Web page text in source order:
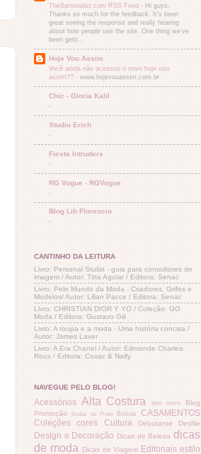
TheSartorialist.com RSS Feed - Hi guys,
Thanks so much for the feedback. It’s been
great seeing the response and really hearing
about how people use the site. One thing we’ve
been getti...
Hoje Vou Assim
Você ainda não acessou o novo hoje vou
assim?? - www.hojevouassim.com.br
Chic - Gloria Kalil
-
Studio Erich
-
Fiesta Intruders
-
RG Vogue - RGVogue
-
Blog Lih Florencio
-
CANTINHO DA LEITURA
Livro: Personal Stulist - guia para consultores de
imagem / Autor: Titta Aguiar / Editora: Senac
Livro: Pelo Mundo da Moda - Criadores, Grifes e
Modelos/ Autor: Lilian Pacce / Editora: Senac
Livro: CHRISTIAN DIOR Y YO / Coleção: GG
Moda / Editora: Gustavo Gili
Livro: A roupa e a moda - Uma história concisa /
Autor: James Laver
Livro: A Era Chanel / Autor: Edmonde Charles-
Roux / Editora: Cosac & Naify
NAVEGUE PELO BLOG!
Acessórios Alta Costura ano novo
Blog
Promoção
Bodas de Prata Bolsas
CASAMENTOS
Coleções cores Cultura Debutante Desfile
Design e Decoração Dicas de Beleza dicas
de moda
Dicas de Viagem Editoriais estilo